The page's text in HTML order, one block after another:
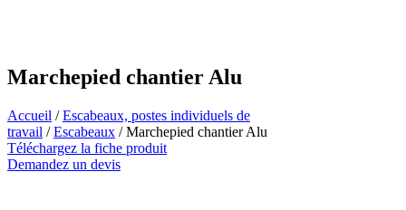
Marchepied chantier Alu
Accueil /Escabeaux, postes individuels de
travail /Escabeaux / Marchepied chantier Alu
Téléchargez la fiche produit
Demandez un devis